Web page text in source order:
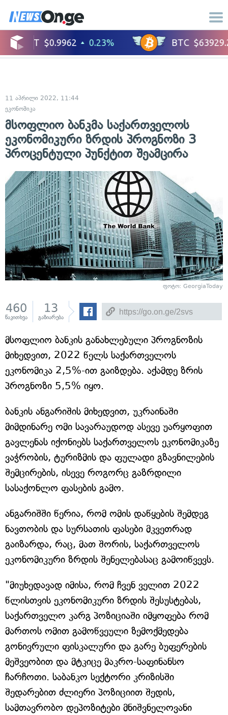
11 აპრილი 2022, 11:44
ეკონომიკა
მსოფლიო ბანკმა საქართველოს
ეკონომიკური ზრდის პროგნოზი 3
პროცენტული პუნქტით შეამცირა
ფოტო: GeorgiaToday
460
წაკითხვა
13
გაზიარება
მსოფლიო ბანკის განახლებული პროგნოზის
მიხედვით, 2022 წელს საქართველოს
ეკონომიკა 2,5%-ით გაიზდება. აქამდე ზრის
პროგნოზი 5,5% იყო.
ბანკის ანგარიშის მიხედვით, უკრაინაში
მიმდინარე ომი სავარაუდოდ ასევე უარყოფით
გავლენას იქონიებს საქართველოს ეკონომიკაზე
ვაჭრობის, ტურიზმის და ფულადი გზავნილების
შემცირების, ისევე როგორც გაზრდილი
სასაქონლო ფასების გამო.
ანგარიშში წერია, რომ ომის დაწყების შემდეგ
ნავთობის და სურსათის ფასები მკვეთრად
გაიზარდა, რაც, მათ შორის, საქართველოს
ეკონომიკური ზრდის შენელებასაც გამოიწვევს.
"მიუხედავად იმისა, რომ ჩვენ ველით 2022
წლისთვის ეკონომიკური ზრდის შესუსტებას,
საქართველო კარგ პოზიციაში იმყოფება რომ
მართოს ომით გამოწვეული ზემოქმედება
გონივრული ფისკალური და გარე ბუფერების
მეშვეობით და მტკიცე მაკრო-საფინანსო
ჩარჩოთი. საბანკო სექტორი კრიზისში
შედარებით ძლიერი პოზიციით შედის,
სამთავრობო დეპოზიტები მნიშვნელოვანი